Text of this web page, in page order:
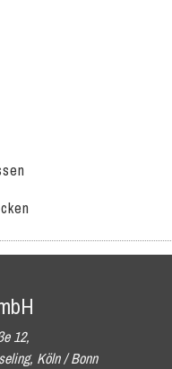
12,
Köln / Bonn